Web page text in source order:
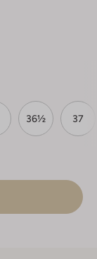
36½ 37